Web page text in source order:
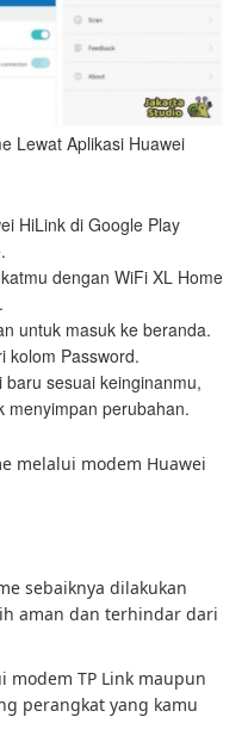
Lewat Aplikasi Huawei
HiLink di Google Play
dengan WiFi XL Home
untuk masuk ke beranda.
kolom Password.
sesuai keinginanmu,
menyimpan perubahan.
melalui modem Huawei
sebaiknya dilakukan
aman dan terhindar dari
modem TP Link maupun
perangkat yang kamu